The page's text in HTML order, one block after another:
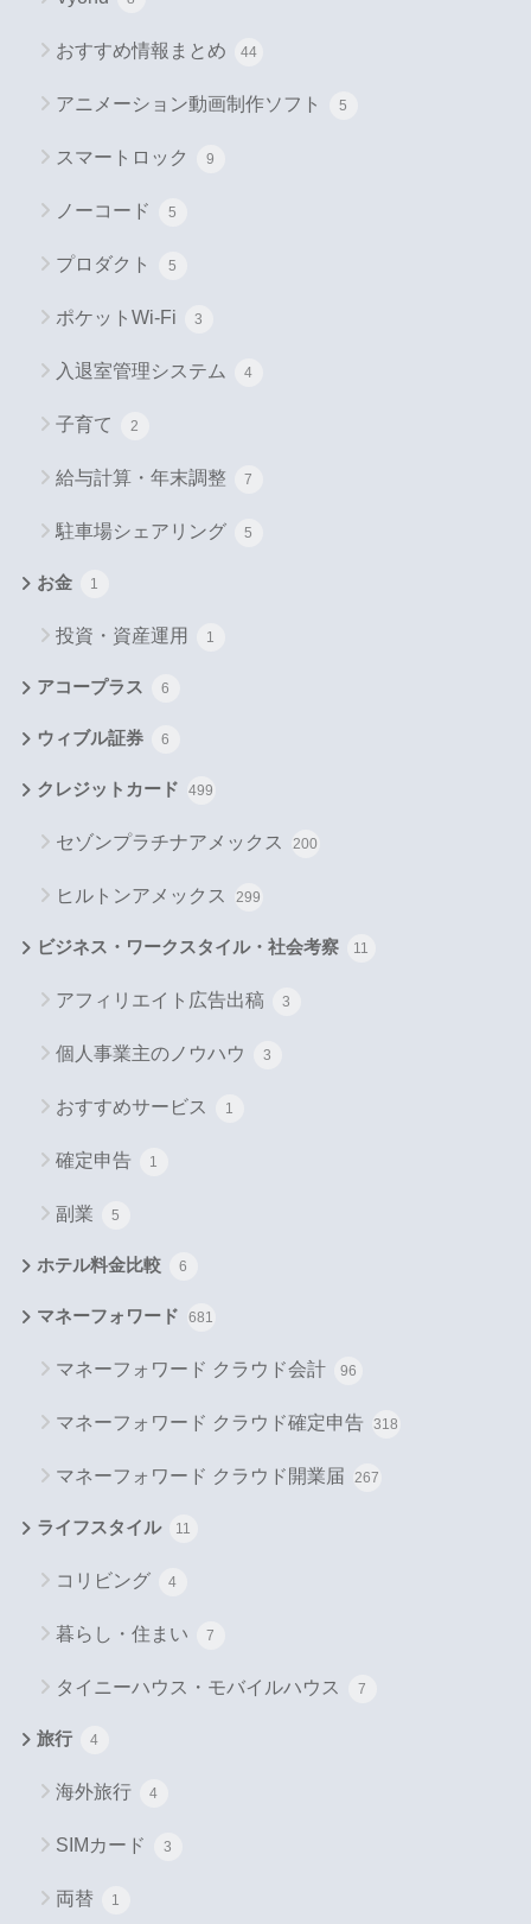
おすすめ情報まとめ 44
アニメーション動画制作ソフト 5
スマートロック 9
ノーコード 5
プロダクト 5
ポケットWi-Fi 3
入退室管理システム 4
子育て 2
給与計算・年末調整 7
駐車場シェアリング 5
お金 1
投資・資産運用 1
アコープラス 6
ウィブル証券 6
クレジットカード 499
セゾンプラチナアメックス 200
ヒルトンアメックス 299
ビジネス・ワークスタイル・社会考察 11
アフィリエイト広告出稿 3
個人事業主のノウハウ 3
おすすめサービス 1
確定申告 1
副業 5
ホテル料金比較 6
マネーフォワード 681
マネーフォワード クラウド会計 96
マネーフォワード クラウド確定申告 318
マネーフォワード クラウド開業届 267
ライフスタイル 11
コリビング 4
暮らし・住まい 7
タイニーハウス・モバイルハウス 7
旅行 4
海外旅行 4
SIMカード 3
両替 1